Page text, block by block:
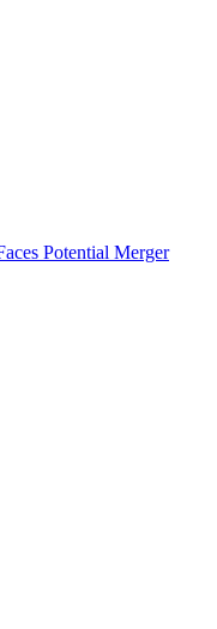
Potential Merger